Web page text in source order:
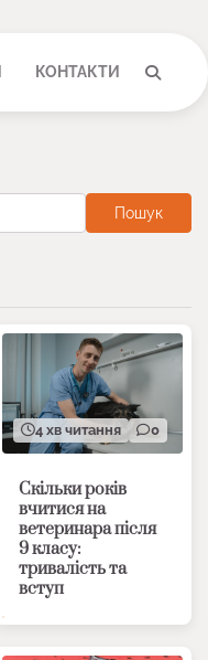
КОНТАКТИ
Пошук
4 хв читання 0
Скільки років
вчитися на
ветеринара після
9 класу:
тривалість та
вступ